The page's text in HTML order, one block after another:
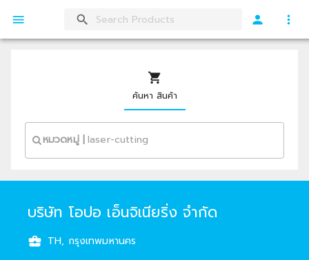
ค้นหา สินค้า
หมวดหมู่|
บริษัท โอปอ เอ็นจิเนียริ่ง จำกัด
TH, กรุงเทพมหานคร